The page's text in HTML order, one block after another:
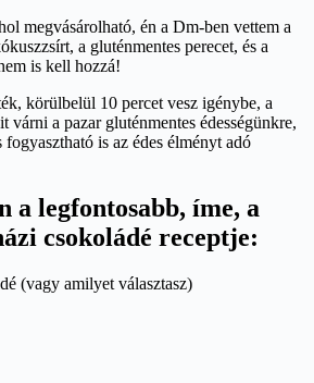
megvásárolható, én a Dm-ben vettem a
a gluténmentes perecet, és a
is kell hozzá!
körülbelül 10 percet vesz igénybe, a
várni a pazar gluténmentes édességünkre,
fogyasztható is az édes élményt adó
a legfontosabb, íme, a
csokoládé receptje:
(vagy amilyet választasz)